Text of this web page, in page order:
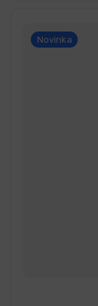
Novinka